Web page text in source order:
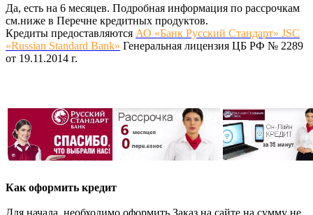
Да, есть на 6 месяцев. Подробная информация по рассрочкам
см.ниже в Перечне кредитных продуктов.
Кредиты предоставляются АО «Банк Русский Стандарт» JSC
«Russian Standard Bank» Генеральная лицензия ЦБ РФ № 2289
от 19.11.2014 г.
Как оформить кредит